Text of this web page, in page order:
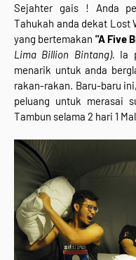
Sejahter gais ! Anda
Tahukah anda dekat Lost
yang bertemakan "A Five
Lima Billion Bintang). Ia
menarik untuk anda
rakan-rakan. Baru-baru
peluang untuk merasai
Tambun selama 2 hari 1